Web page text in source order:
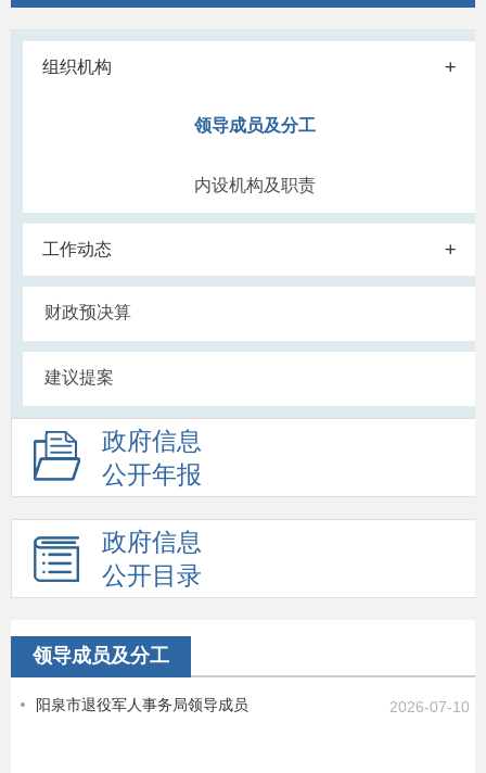
组织机构 +
领导成员及分工
内设机构及职责
工作动态 +
财政预决算
建议提案
政府信息
公开年报
政府信息
公开目录
领导成员及分工
阳泉市退役军人事务局领导成员 2026-07-10